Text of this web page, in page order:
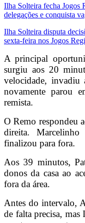
Ilha Solteira fecha Jogos
delegações e conquista
Ilha Solteira disputa
sexta-feira nos Jogos
A principal
surgiu aos 20
velocidade, invadiu
novamente parou
remista.
O Remo respondeu
direita.
finalizou para fora.
Aos 39 minutos,
donos da casa ao
fora da área.
Antes do intervalo,
de falta precisa, mas